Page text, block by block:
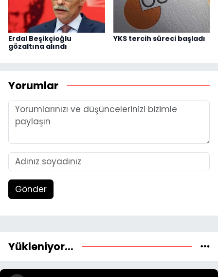
Erdal Beşikçioğlu
gözaltına alındı
YKS tercih süreci başladı
Yorumlar
Gönder
Yükleniyor...